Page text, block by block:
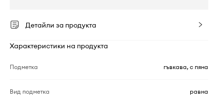
Детайли за продукта
Характеристики на продукта
Подметка гъвкава, с пяна
Вид подметка равна